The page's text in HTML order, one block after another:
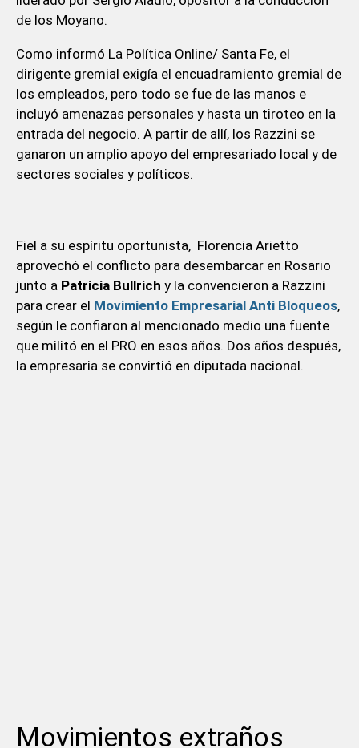
de los Moyano.
Como informó La Política Online/ Santa Fe, el
dirigente gremial exigía el encuadramiento gremial de
los empleados, pero todo se fue de las manos e
incluyó amenazas personales y hasta un tiroteo en la
entrada del negocio. A partir de allí, los Razzini se
ganaron un amplio apoyo del empresariado local y de
sectores sociales y políticos.
Fiel a su espíritu oportunista, Florencia Arietto
aprovechó el conflicto para desembarcar en Rosario
junto a Patricia Bullrich y la convencieron a Razzini
para crear el Movimiento Empresarial Anti Bloqueos,
según le confiaron al mencionado medio una fuente
que militó en el PRO en esos años. Dos años después,
la empresaria se convirtió en diputada nacional.
Movimientos extraños